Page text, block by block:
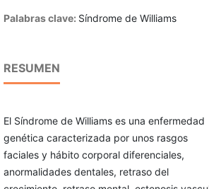
Palabras clave: Síndrome de Williams
RESUMEN
El Síndrome de Williams es una enfermedad
genética caracterizada por unos rasgos
faciales y hábito corporal diferenciales,
anormalidades dentales, retraso del